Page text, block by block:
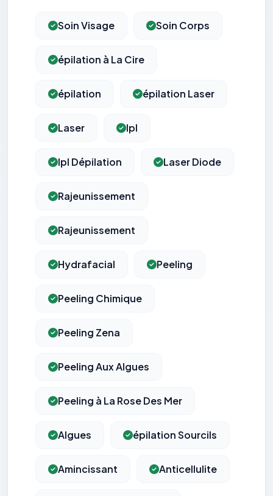
Soin Visage Soin Corps
épilation à La Cire
épilation épilation Laser
Laser Ipl
Ipl Dépilation Laser Diode
Rajeunissement
Rajeunissement
Hydrafacial Peeling
Peeling Chimique
Peeling Zena
Peeling Aux Algues
Peeling à La Rose Des Mer
Algues épilation Sourcils
Amincissant Anticellulite